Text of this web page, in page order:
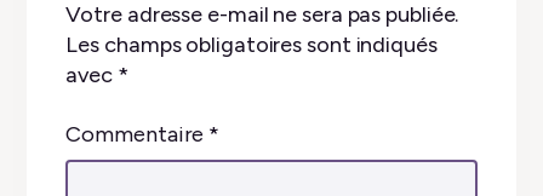
Votre adresse e-mail ne sera pas publiée.
Les champs obligatoires sont indiqués
avec *
Commentaire *